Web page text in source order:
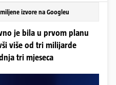
izvore na Googleu
je bila u prvom planu
više od tri milijarde
tri mjeseca